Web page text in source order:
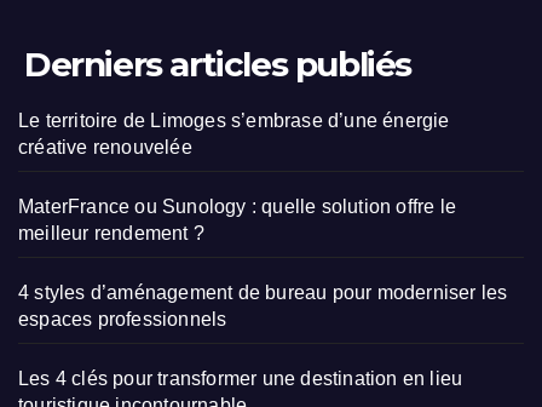
Derniers articles publiés
Le territoire de Limoges s’embrase d’une énergie
créative renouvelée
MaterFrance ou Sunology : quelle solution offre le
meilleur rendement ?
4 styles d’aménagement de bureau pour moderniser les
espaces professionnels
Les 4 clés pour transformer une destination en lieu